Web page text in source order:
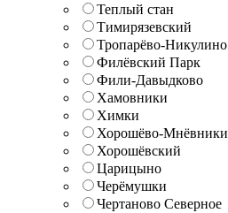
Теплый стан
Тимирязевский
Тропарёво-Никулино
Филёвский Парк
Фили-Давыдково
Хамовники
Химки
Хорошёво-Мнёвники
Хорошёвский
Царицыно
Черёмушки
Чертаново Северное